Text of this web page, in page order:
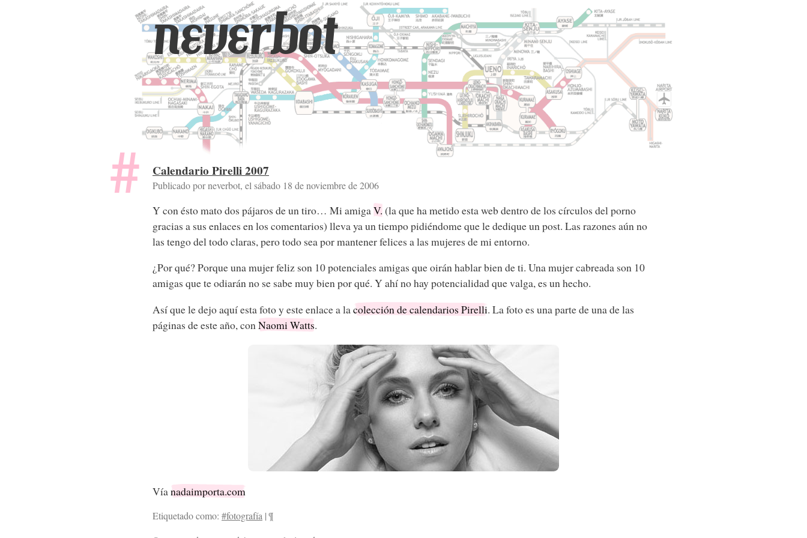
neverbot
Calendario Pirelli 2007
Publicado por neverbot, el sábado 18 de noviembre de 2006
Y con ésto mato dos pájaros de un tiro… Mi amigaV. (la que ha metido esta web dentro de los círculos del porno
gracias a sus enlaces en los comentarios) lleva ya un tiempo pidiéndome que le dedique un post. Las razones aún no
las tengo del todo claras, pero todo sea por mantener felices a las mujeres de mi entorno.
¿Por qué? Porque una mujer feliz son 10 potenciales amigas que oirán hablar bien de ti. Una mujer cabreada son 10
amigas que te odiarán no se sabe muy bien por qué. Y ahí no hay potencialidad que valga, es un hecho.
Así que le dejo aquí esta foto y este enlace a lacolección de calendarios Pirelli. La foto es una parte de una de las
páginas de este año, con Naomi Watts.
Víanadaimporta.com
Etiquetado como: #fotografía |¶